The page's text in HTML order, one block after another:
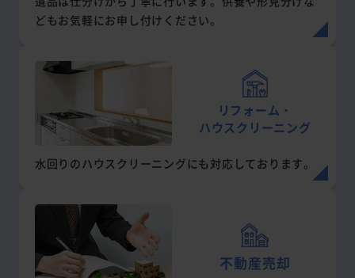
どもお気軽にお申し付けください。
リフォーム・
ハウスクリーニング
水回りのハウスクリーニングにも対応しております。
不動産売却